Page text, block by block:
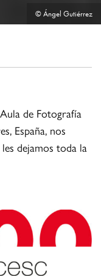
© Ángel Gutiérrez
de Fotografía
España, nos
dejamos toda la